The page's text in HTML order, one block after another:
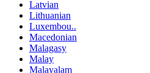
Latvian
Lithuanian
Luxembou..
Macedonian
Malagasy
Malay
Malayalam